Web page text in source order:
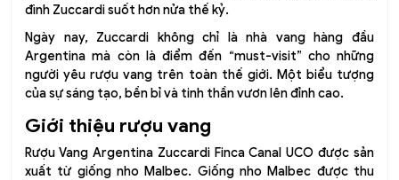
đình Zuccardi suốt hơn nửa thế kỷ.
Ngày nay, Zuccardi không chỉ là nhà vang hàng đầu
Argentina mà còn là điểm đến “must-visit” cho những
người yêu rượu vang trên toàn thế giới. Một biểu tượng
của sự sáng tạo, bền bỉ và tinh thần vươn lên đỉnh cao.
Giới thiệu rượu vang
Rượu Vang Argentina Zuccardi Finca Canal UCO được sản
xuất từ giống nho Malbec. Giống nho Malbec được thu